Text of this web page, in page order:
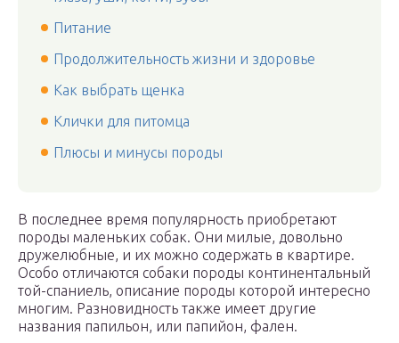
Питание
Продолжительность жизни и здоровье
Как выбрать щенка
Клички для питомца
Плюсы и минусы породы
В последнее время популярность приобретают
породы маленьких собак. Они милые, довольно
дружелюбные, и их можно содержать в квартире.
Особо отличаются собаки породы континентальный
той-спаниель, описание породы которой интересно
многим. Разновидность также имеет другие
названия папильон, или папийон, фален.